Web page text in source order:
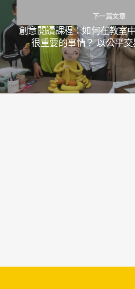
下一篇文章
創意閱讀課程：如何在教室
很重要的事情？ 以公平交